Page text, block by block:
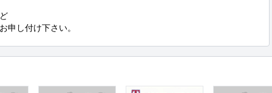
申し付け下さい。